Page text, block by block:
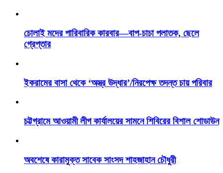
চোলাই মদের পারিবারিক কারবার—বাপ-চাচা পলাতক, ছেলে
গ্রেপ্তার
ইকরামের বাসা থেকে ‘অস্ত্র উদ্ধার’/নিরপেক্ষ তদন্ত চায় পরিবার
চট্টগ্রামে আওয়ামী লীগ কার্যালয়ের সামনে শিবিরের বিশাল শোডাউন
অবশেষে কারামুক্ত সাবেক সাংসদ শাহজাহান চৌধুরী